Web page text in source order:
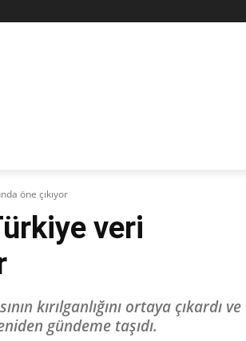
öne çıkıyor
veri
kırılganlığını ortaya çıkardı ve
gündeme taşıdı.